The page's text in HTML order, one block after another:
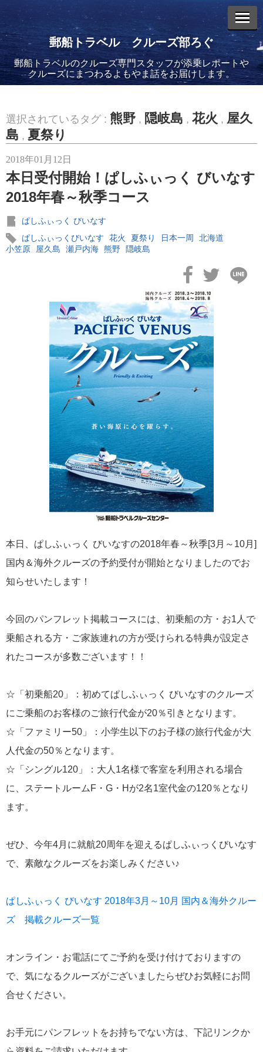
郵船トラベル クルーズ部ろぐ
郵船トラベルのクルーズ専門スタッフが添乗レポートや
クルーズにまつわるよもやま話をお届けします。
選択されているタグ : 熊野 , 隠岐島 , 花火 , 屋久
島 , 夏祭り
2018年01月12日
本日受付開始！ぱしふぃっく びいなす
2018年春～秋季コース
ぱしふぃっく びいなす
ぱしふぃっくびいなす
花火 夏祭り 日本一周
北海道
小笠原
屋久島 瀬戸内海 熊野 隠岐島
本日、ぱしふぃっく びいなすの2018年春～秋季[3月～10月]
国内＆海外クルーズの予約受付が開始となりましたのでお
知らせいたします！
今回のパンフレット掲載コースには、初乗船の方・お1人で
乗船される方・ご家族連れの方が受けられる特典が設定さ
れたコースが多数ございます！！
☆「初乗船20」：初めてぱしふぃっく びいなすのクルーズ
にご乗船のお客様のご旅行代金が20％引きとなります。
☆「ファミリー50」：小学生以下のお子様の旅行代金が大
人代金の50％となります。
☆「シングル120」：大人1名様で客室を利用される場合
に、ステートルームF・G・Hが2名1室代金の120％となり
ます。
ぜひ、今年4月に就航20周年を迎えるぱしふぃっくびいなす
で、素敵なクルーズをお楽しみください♪
ぱしふぃっく びいなす 2018年3月～10月 国内＆海外クルー
ズ 掲載クルーズ一覧
オンライン・お電話にてご予約を受け付けておりますの
で、気になるクルーズがございましたらぜひお気軽にお問
合せください。
お手元にパンフレットをお持ちでない方は、下記リンクか
エントリーリスト
バイキング・エデンに乗船してきました！(2)
2026年08月05日
バイキング・エデンに乗船してきました！(1)
飛鳥II アジアグランドクルーズおかえりなさい！
飛鳥II 2027年オセアニアグランドクルーズ発表！
飛鳥II 小山薫堂×飛鳥II～洋上の大人の文化祭～本日発売です
2026年01月30日
飛鳥II シンガポール寄港中です！
飛鳥II 385
にっぽん丸
コースご案内
ぱしふぃっくびいなすチャーター
現地情報
クリスタル・クルーズ
お知らせ